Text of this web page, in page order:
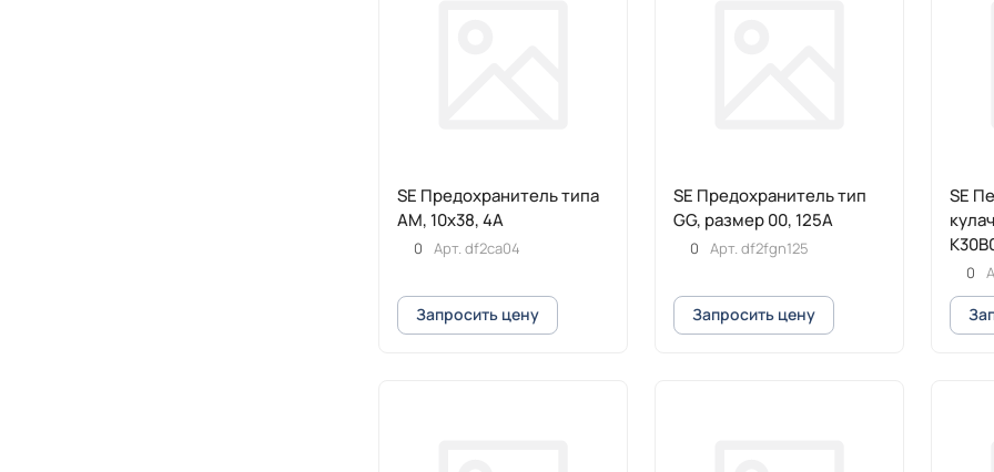
SE Предохранитель типа
АМ, 10х38, 4А
0 Арт. df2ca04
Запросить цену
SE Предохранитель тип
GG, размер 00, 125А
0 Арт. df2fgn125
Запросить цену
SE
0